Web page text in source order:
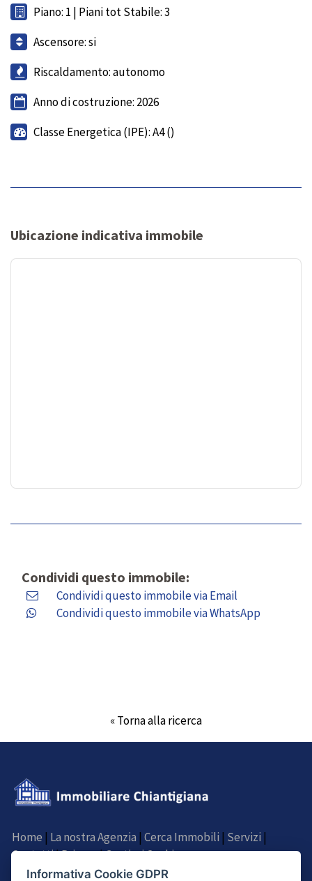
Piano: 1 | Piani tot Stabile: 3
Ascensore: si
Riscaldamento: autonomo
Anno di costruzione: 2026
Classe Energetica (IPE): A4 ()
Ubicazione indicativa immobile
Condividi questo immobile:
Condividi questo immobile via Email
Condividi questo immobile via WhatsApp
« Torna alla ricerca
Home | La nostra Agenzia | Cerca Immobili | Servizi |
Contatti|Privacy|Gestisci Cookie
SEGUICI SU
Informativa Cookie GDPR